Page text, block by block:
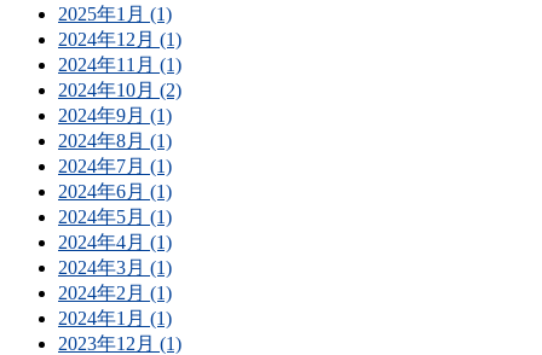
2025年1月 (1)
2024年12月 (1)
2024年11月 (1)
2024年10月 (2)
2024年9月 (1)
2024年8月 (1)
2024年7月 (1)
2024年6月 (1)
2024年5月 (1)
2024年4月 (1)
2024年3月 (1)
2024年2月 (1)
2024年1月 (1)
2023年12月 (1)